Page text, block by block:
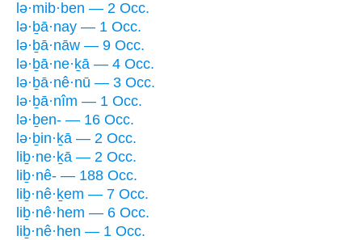
lə·mib·ben — 2 Occ.
lə·ḇā·nay — 1 Occ.
lə·ḇā·nāw — 9 Occ.
lə·ḇā·ne·ḵā — 4 Occ.
lə·ḇā·nê·nū — 3 Occ.
lə·ḇā·nîm — 1 Occ.
lə·ḇen- — 16 Occ.
lə·ḇin·ḵā — 2 Occ.
liḇ·ne·ḵā — 2 Occ.
liḇ·nê- — 188 Occ.
liḇ·nê·ḵem — 7 Occ.
liḇ·nê·hem — 6 Occ.
liḇ·nê·hen — 1 Occ.